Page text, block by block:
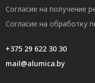
Согласие на получение
Согласие на обработку
+375 29 622 30 30
mail@alumica.by